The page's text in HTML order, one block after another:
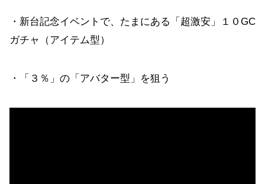
・新台記念イベントで、たまにある「超激安」１０GC
ガチャ（アイテム型）
・「３％」の「アバター型」を狙う